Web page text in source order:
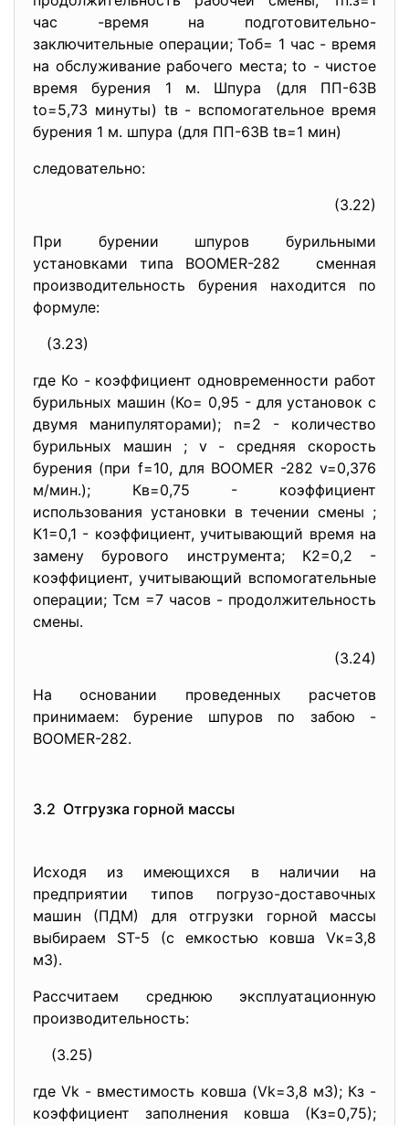
час -время на подготовительно-
заключительные операции; Тоб= 1 час - время
на обслуживание рабочего места; to - чистое
время бурения 1 м. Шпура (для ПП-63В
to=5,73 минуты) tв - вспомогательное время
бурения 1 м. шпура (для ПП-63В tв=1 мин)
следовательно:
(3.22)
При бурении шпуров бурильными
установками типа BOOMER-282 сменная
производительность бурения находится по
формуле:
(3.23)
где Ко - коэффициент одновременности работ
бурильных машин (Ко= 0,95 - для установок с
двумя манипуляторами); n=2 - количество
бурильных машин ; v - средняя скорость
бурения (при f=10, для BOOMER -282 v=0,376
м/мин.); Кв=0,75 - коэффициент
использования установки в течении смены ;
К1=0,1 - коэффициент, учитывающий время на
замену бурового инструмента; К2=0,2 -
коэффициент, учитывающий вспомогательные
операции; Тсм =7 часов - продолжительность
смены.
(3.24)
На основании проведенных расчетов
принимаем: бурение шпуров по забою -
BOOMER-282.
3.2 Отгрузка горной массы
Исходя из имеющихся в наличии на
предприятии типов погрузо-доставочных
машин (ПДМ) для отгрузки горной массы
выбираем ST-5 (с емкостью ковша Vк=3,8
м3).
Расcчитаем среднюю эксплуатационную
производительность:
(3.25)
где Vk - вместимость ковша (Vk=3,8 м3); Кз -
коэффициент заполнения ковша (Кз=0,75);